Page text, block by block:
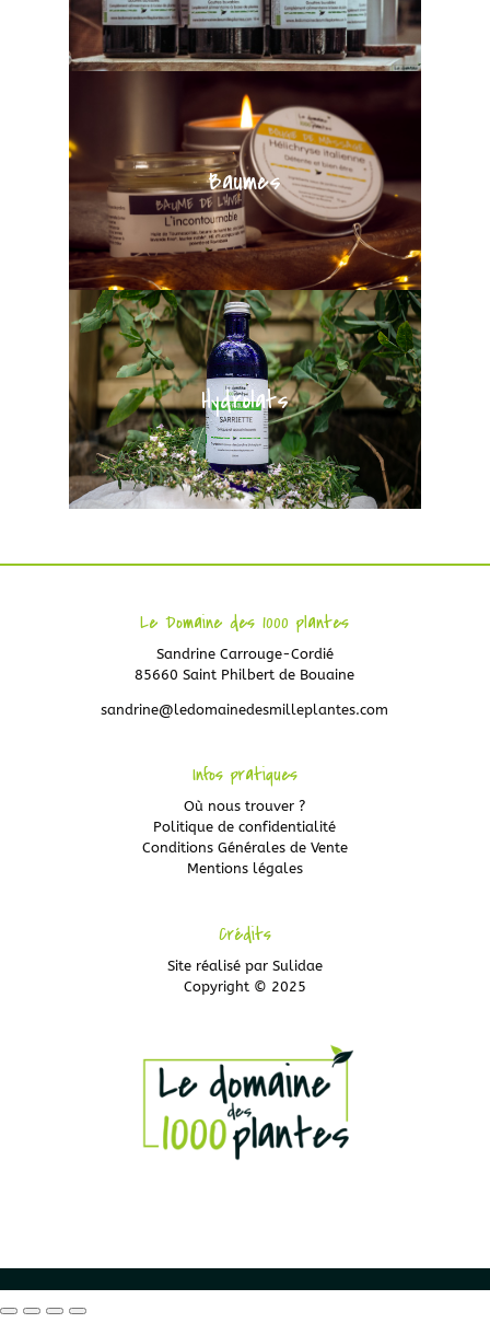
Baumes
Hydrolats
Le Domaine des 1000 plantes
Sandrine Carrouge-Cordié
85660 Saint Philbert de Bouaine
sandrine@ledomainedesmilleplantes.com
Infos pratiques
Où nous trouver ?
Politique de confidentialité
Conditions Générales de Vente
Mentions légales
Crédits
Site réalisé par Sulidae
Copyright © 2025